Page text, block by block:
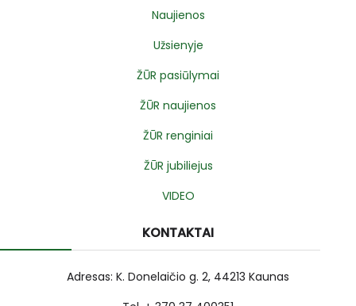
Naujienos
Užsienyje
ŽŪR pasiūlymai
ŽŪR naujienos
ŽŪR renginiai
ŽŪR jubiliejus
VIDEO
KONTAKTAI
Adresas: K. Donelaičio g. 2, 44213 Kaunas